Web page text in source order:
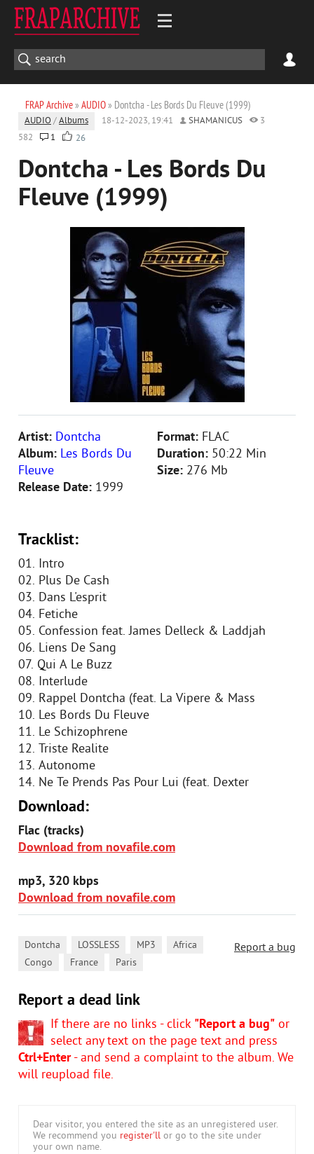
FRAP Archive» AUDIO» Dontcha - Les Bords Du Fleuve (1999)
AUDIO /Albums 18-12-2023, 19:41 SHAMANICUS
3
582
1 26
Dontcha - Les Bords Du
Fleuve (1999)
Artist: Dontcha
Album: Les Bords Du
Fleuve
Release Date: 1999
Format: FLAC
Duration: 50:22 Min
Size: 276 Mb
Tracklist:
01. Intro
02. Plus De Cash
03. Dans L'esprit
04. Fetiche
05. Confession feat. James Delleck & Laddjah
06. Liens De Sang
07. Qui A Le Buzz
08. Interlude
09. Rappel Dontcha (feat. La Vipere & Mass
10. Les Bords Du Fleuve
11. Le Schizophrene
12. Triste Realite
13. Autonome
14. Ne Te Prends Pas Pour Lui (feat. Dexter
Download:
Flac (tracks)
Download from novafile.com
mp3, 320 kbps
Download from novafile.com
Report a bug
Dontcha LOSSLESS MP3 Africa
Congo France Paris
Report a dead link
If there are no links - click "Report a bug" or
select any text on the page text and press
Ctrl+Enter- and send a complaint to the album. We
will reupload file.
Dear visitor, you entered the site as an unregistered user.
We recommend you register'll or go to the site under
your own name.